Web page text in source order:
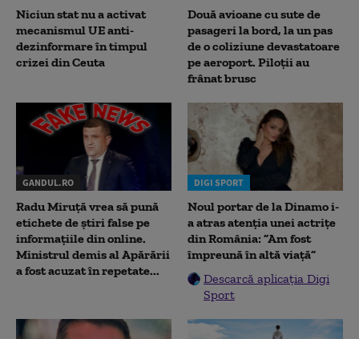
Niciun stat nu a activat
mecanismul UE anti-
dezinformare în timpul
crizei din Ceuta
Două avioane cu sute de
pasageri la bord, la un pas
de o coliziune devastatoare
pe aeroport. Piloții au
frânat brusc
GANDUL.RO
Radu Miruţă vrea să pună
etichete de știri false pe
informațiile din online.
Ministrul demis al Apărării
a fost acuzat în repetate...
DIGI SPORT
Noul portar de la Dinamo i-
a atras atenția unei actrițe
din România: ”Am fost
împreună în altă viață”
Descarcă aplicația Digi
Sport